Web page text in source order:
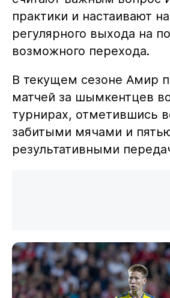
практики и настаивают
регулярного выхода на
возможного перехода.
В текущем сезоне Амир
матчей за шымкентцев
турнирах, отметившись
забитыми мячами и
результативными